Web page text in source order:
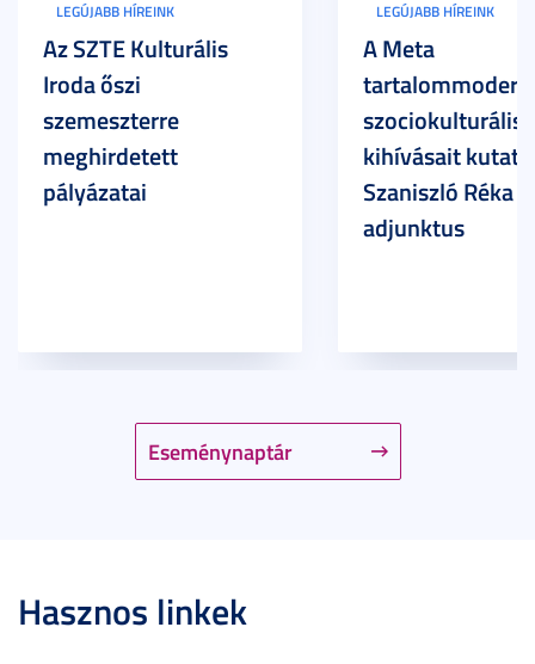
Eseménynaptár
LEGÚJABB HÍREINK
Az SZTE Kulturális
Iroda őszi
szemeszterre
meghirdetett
pályázatai
LEGÚJABB HÍREINK
A Meta
szociokulturális
kihívásait
Szaniszló Réka
adjunktus
Hasznos linkek